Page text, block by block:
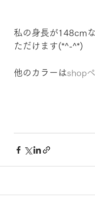
私の身長が148cm
ただけます(*^-^*)
他のカラーはshop